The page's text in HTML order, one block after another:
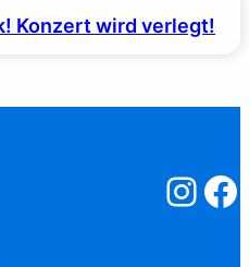
Konzert wird verlegt!